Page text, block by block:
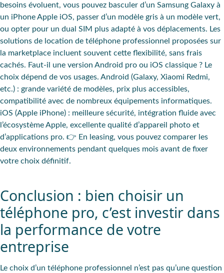
besoins évoluent, vous pouvez basculer d’un Samsung Galaxy à
un iPhone Apple iOS, passer d’un modèle gris à un modèle vert,
ou opter pour un dual SIM plus adapté à vos déplacements. Les
solutions de location de téléphone professionnel proposées sur
la marketplace incluent souvent cette flexibilité, sans frais
cachés. Faut-il une version Android pro ou iOS classique ? Le
choix dépend de vos usages. Android (Galaxy, Xiaomi Redmi,
etc.) : grande variété de modèles, prix plus accessibles,
compatibilité avec de nombreux équipements informatiques.
iOS (Apple iPhone) : meilleure sécurité, intégration fluide avec
l’écosystème Apple, excellente qualité d’appareil photo et
d’applications pro. 👉 En leasing, vous pouvez comparer les
deux environnements pendant quelques mois avant de fixer
votre choix définitif.
Conclusion : bien choisir un
téléphone pro, c’est investir dans
la performance de votre
entreprise
Le choix d’un téléphone professionnel n’est pas qu’une question